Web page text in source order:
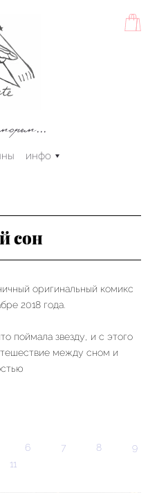
инфо
сон
оригинальный комикс
2018 года.
поймала звезду, и с этого
между сном и
6 7 8
9
11